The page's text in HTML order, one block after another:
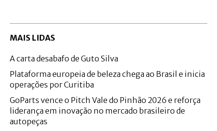
MAIS LIDAS
A carta desabafo de Guto Silva
Plataforma europeia de beleza chega ao Brasil e inicia
operações por Curitiba
GoParts vence o Pitch Vale do Pinhão 2026 e reforça
liderança em inovação no mercado brasileiro de
autopeças